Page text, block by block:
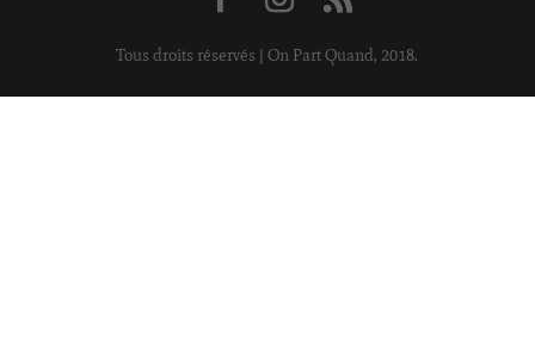
Tous droits réservés | On Part Quand, 2018.